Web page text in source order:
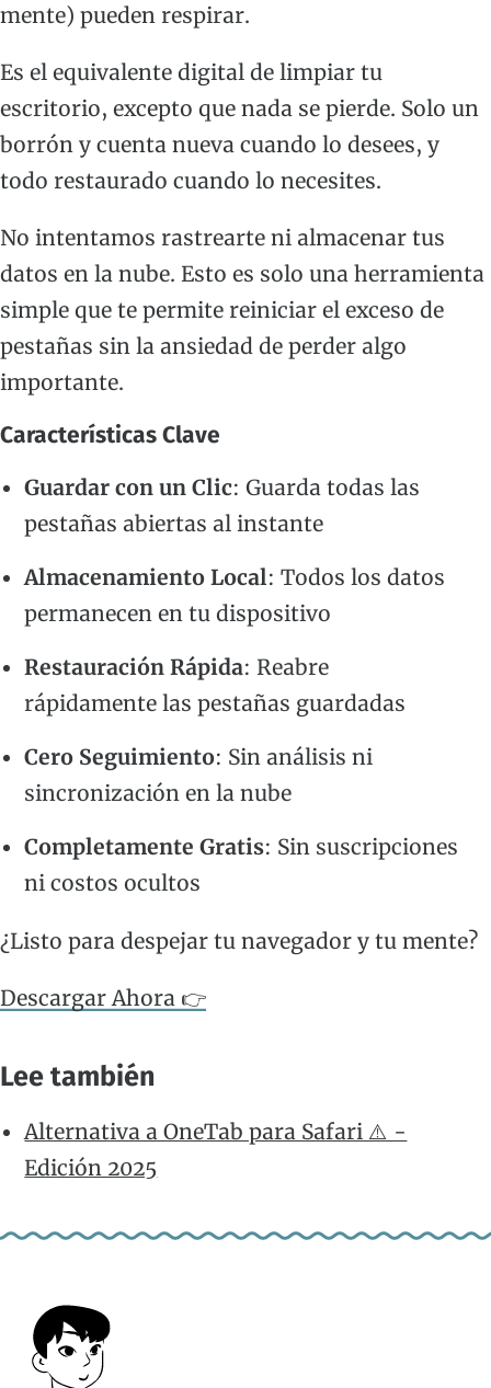
mente) pueden respirar.
Es el equivalente digital de limpiar tu
escritorio, excepto que nada se pierde. Solo un
borrón y cuenta nueva cuando lo desees, y
todo restaurado cuando lo necesites.
No intentamos rastrearte ni almacenar tus
datos en la nube. Esto es solo una herramienta
simple que te permite reiniciar el exceso de
pestañas sin la ansiedad de perder algo
importante.
Características Clave
Guardar con un Clic: Guarda todas las
pestañas abiertas al instante
Almacenamiento Local: Todos los datos
permanecen en tu dispositivo
Restauración Rápida: Reabre
rápidamente las pestañas guardadas
Cero Seguimiento: Sin análisis ni
sincronización en la nube
Completamente Gratis: Sin suscripciones
ni costos ocultos
¿Listo para despejar tu navegador y tu mente?
Descargar Ahora 👉
Lee también
Alternativa a OneTab para Safari ⚠️ -
Edición 2025